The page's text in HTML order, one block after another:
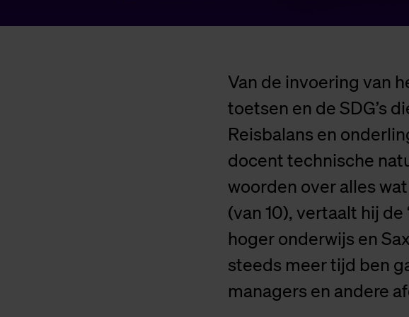
Van de invoering van
toetsen en de SDG’s
Reisbalans en
docent technische
woorden over alles
(van 10), vertaalt hij
hoger onderwijs en
steeds meer tijd ben
managers en andere